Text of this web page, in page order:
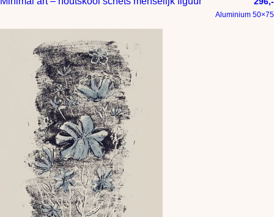
Aluminium 50×75